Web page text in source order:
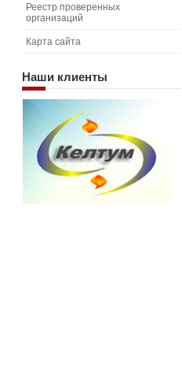
Реестр проверенных
организаций
Карта сайта
Наши клиенты